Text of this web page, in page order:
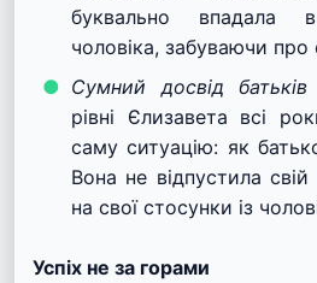
буквально впадала
чоловіка, забуваючи про
Сумний досвід батьків
рівні Єлизавета всі
саму ситуацію: як
Вона не відпустила свій
на свої стосунки із
Успіх не за горами